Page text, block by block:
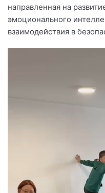
направленная на
эмоционального
взаимодействия в